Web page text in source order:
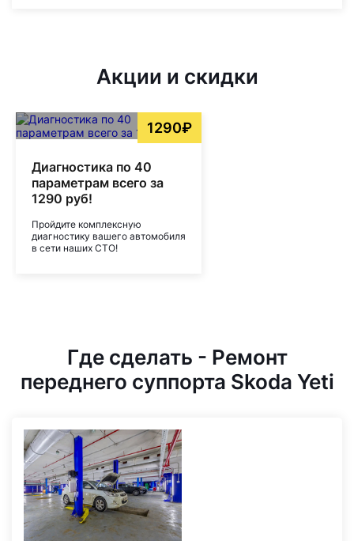
Акции и скидки
1290₽
Диагностика по 40
параметрам всего за
1290 руб!
Пройдите комплексную
диагностику вашего автомобиля
в сети наших СТО!
Где сделать - Ремонт
переднего суппорта Skoda Yeti